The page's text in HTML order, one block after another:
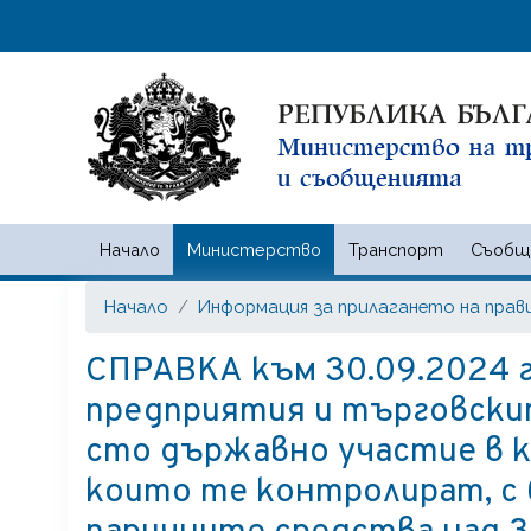
Начало Министерство Транспорт
Министерство на
Начало Информация за прилагането на
СПРАВКА към 30.09.2024
предприятия и
сто държавно участие в
които те контролират, с